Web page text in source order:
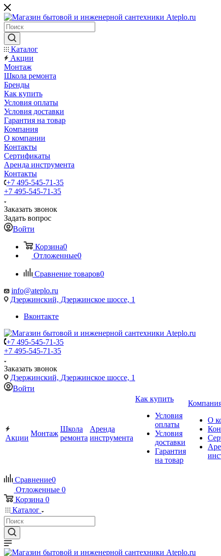
Каталог
Акции
Монтаж
Школа ремонта
Бренды
Как купить
Условия оплаты
Условия доставки
Гарантия на товар
Компания
О компании
Контакты
Сертификаты
Аренда инструмента
Контакты
+7 495-545-71-35
+7 495-545-71-35
Заказать звонок
Задать вопрос
Войти
Корзина0
Отложенные0
Сравнение товаров0
info@ateplo.ru
Дзержинский, Дзержинское шоссе, 1
Вконтакте
+7 495-545-71-35
+7 495-545-71-35
Заказать звонок
Дзержинский, Дзержинское шоссе, 1
Войти
Акции
Монтаж
Школа
ремонта
Аренда
инструмента
Как купить
Условия
оплаты
Условия
доставки
Гарантия
на товар
О
Сравнение0
Отложенные 0
Корзина 0
Каталог